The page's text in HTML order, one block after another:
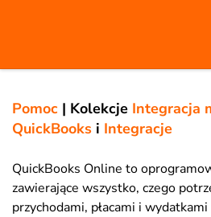
Pomoc | Kolekcje Integracja
QuickBooks i Integracje
QuickBooks Online to
zawierające wszystko, czego
przychodami, płacami i